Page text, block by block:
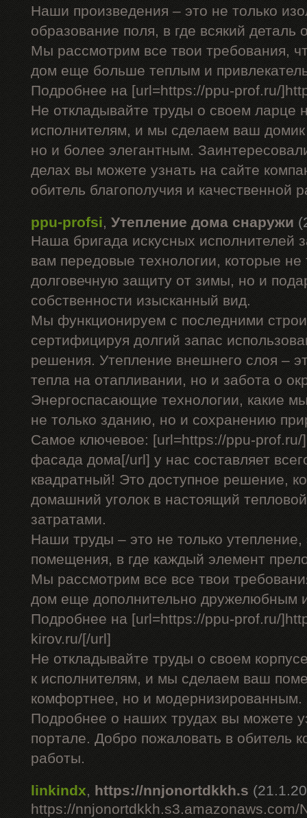
Наши произведения – это не только
образование поля, в где всякий
Мы рассмотрим все твои требования,
дом еще больше теплым и
Подробнее на [url=https://ppu-prof.ru/
Не откладывайте труды о своем ларце
исполнителям, и мы сделаем ваш
но и более элегантным.
делах вы можете узнать на сайте
обитель благополучия и качественной
ppu-profsi, Утепление дома снаружи
Наша бригада искусных исполнителей
вам передовые технологии, которые не
долговечную защиту от зимы, но и
собственности изысканный вид.
Мы функционируем с последними
сертифицируя долгий запас
решения. Утепление внешнего слоя –
тепла на отапливании, но и забота о
Энергоспасающие технологии, какие
не только зданию, но и сохранению
Самое ключевое: [url=https://ppu-
фасада дома[/url] у нас составляет
квадратный! Это доступное решение,
домашний уголок в настоящий
затратами.
Наши труды – это не только утепление,
помещения, в где каждый элемент
Мы рассмотрим все все твои
дом еще дополнительно дружелюбным
Подробнее на [url=https://ppu-prof.ru/
kirov.ru/[/url]
Не откладывайте труды о своем
к исполнителям, и мы сделаем ваш
комфортнее, но и модернизированным.
Подробнее о наших трудах вы можете
портале. Добро пожаловать в обитель
работы.
linkindx, https://nnjonortdkkh.s
https://nnjonortdkkh.s3.amazonaws.com/